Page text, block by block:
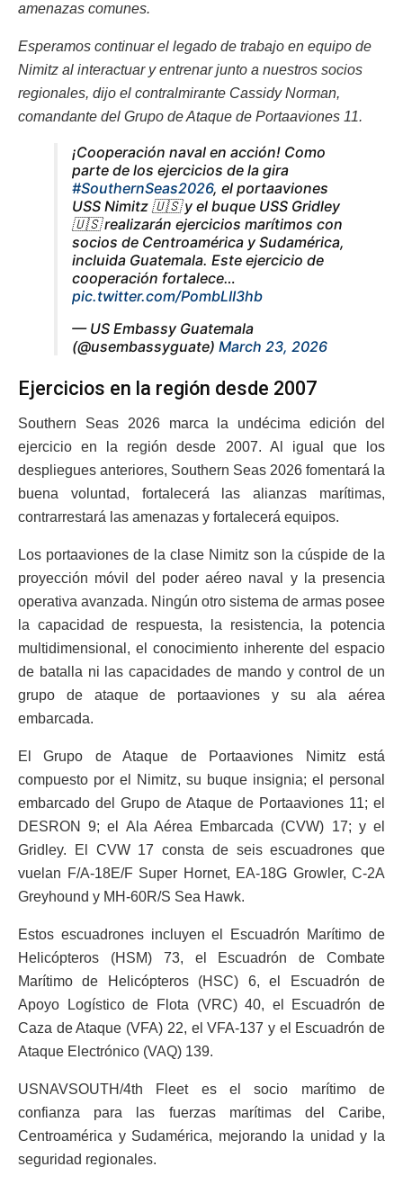
amenazas comunes.
Esperamos continuar el legado de trabajo en equipo de
Nimitz al interactuar y entrenar junto a nuestros socios
regionales, dijo el contralmirante Cassidy Norman,
comandante del Grupo de Ataque de Portaaviones 11.
¡Cooperación naval en acción! Como
parte de los ejercicios de la gira
#SouthernSeas2026, el portaaviones
USS Nimitz 🇺🇸 y el buque USS Gridley
🇺🇸 realizarán ejercicios marítimos con
socios de Centroamérica y Sudamérica,
incluida Guatemala. Este ejercicio de
cooperación fortalece…
pic.twitter.com/PombLII3hb
— US Embassy Guatemala
(@usembassyguate) March 23, 2026
Ejercicios en la región desde 2007
Southern Seas 2026 marca la undécima edición del
ejercicio en la región desde 2007. Al igual que los
despliegues anteriores, Southern Seas 2026 fomentará la
buena voluntad, fortalecerá las alianzas marítimas,
contrarrestará las amenazas y fortalecerá equipos.
Los portaaviones de la clase Nimitz son la cúspide de la
proyección móvil del poder aéreo naval y la presencia
operativa avanzada. Ningún otro sistema de armas posee
la capacidad de respuesta, la resistencia, la potencia
multidimensional, el conocimiento inherente del espacio
de batalla ni las capacidades de mando y control de un
grupo de ataque de portaaviones y su ala aérea
embarcada.
El Grupo de Ataque de Portaaviones Nimitz está
compuesto por el Nimitz, su buque insignia; el personal
embarcado del Grupo de Ataque de Portaaviones 11; el
DESRON 9; el Ala Aérea Embarcada (CVW) 17; y el
Gridley. El CVW 17 consta de seis escuadrones que
vuelan F/A-18E/F Super Hornet, EA-18G Growler, C-2A
Greyhound y MH-60R/S Sea Hawk.
Estos escuadrones incluyen el Escuadrón Marítimo de
Helicópteros (HSM) 73, el Escuadrón de Combate
Marítimo de Helicópteros (HSC) 6, el Escuadrón de
Apoyo Logístico de Flota (VRC) 40, el Escuadrón de
Caza de Ataque (VFA) 22, el VFA-137 y el Escuadrón de
Ataque Electrónico (VAQ) 139.
USNAVSOUTH/4th Fleet es el socio marítimo de
confianza para las fuerzas marítimas del Caribe,
Centroamérica y Sudamérica, mejorando la unidad y la
seguridad regionales.